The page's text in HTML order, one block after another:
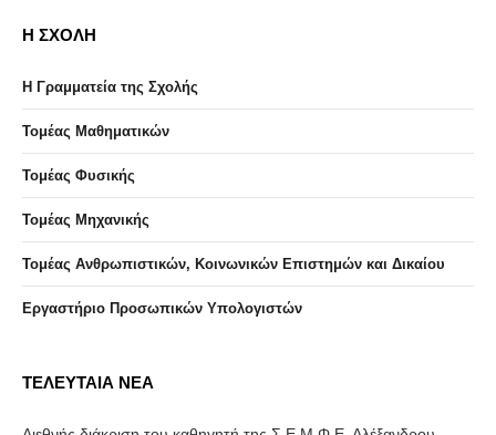
Η ΣΧΟΛΗ
Η Γραμματεία της Σχολής
Τομέας Μαθηματικών
Τομέας Φυσικής
Τομέας Μηχανικής
Τομέας Ανθρωπιστικών, Κοινωνικών Επιστημών και Δικαίου
Eργαστήριo Προσωπικών Υπολογιστών
ΤΕΛΕΥΤΑΙΑ ΝΕΑ